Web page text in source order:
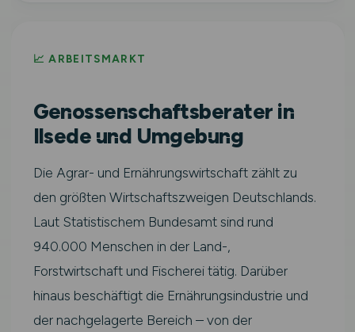
📈 ARBEITSMARKT
Genossenschaftsberater in
Ilsede und Umgebung
Die Agrar- und Ernährungswirtschaft zählt zu
den größten Wirtschaftszweigen Deutschlands.
Laut Statistischem Bundesamt sind rund
940.000 Menschen in der Land-,
Forstwirtschaft und Fischerei tätig. Darüber
hinaus beschäftigt die Ernährungsindustrie und
der nachgelagerte Bereich – von der